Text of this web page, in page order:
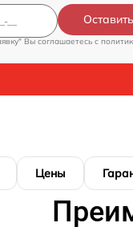
Вы соглашаетесь c
Цены